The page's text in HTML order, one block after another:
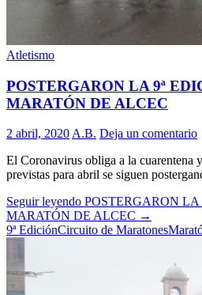
Atletismo
POSTERGARON LA 9ª
MARATÓN DE ALCEC
2 abril, 2020 A.B. Deja un comentario
El Coronavirus obliga a la cuarentena
previstas para abril se siguen
Seguir leyendo POSTERGARON
MARATÓN DE ALCEC →
9ª EdiciónCircuito de Maratones